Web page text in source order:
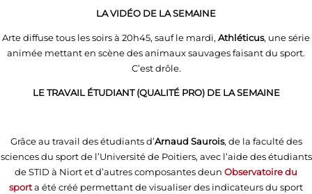
LA VIDÉO DE LA SEMAINE
Arte diffuse tous les soirs à 20h45, sauf le mardi, Athléticus, une série
animée mettant en scène des animaux sauvages faisant du sport.
C’est drôle.
LE TRAVAIL ÉTUDIANT (QUALITÉ PRO) DE LA SEMAINE
Grâce au travail des étudiants d’Arnaud Saurois, de la faculté des
sciences du sport de l’Université de Poitiers, avec l’aide des étudiants
de STID à Niort et d’autres composantes deun Observatoire du
sporta été créé permettant de visualiser des indicateurs du sport